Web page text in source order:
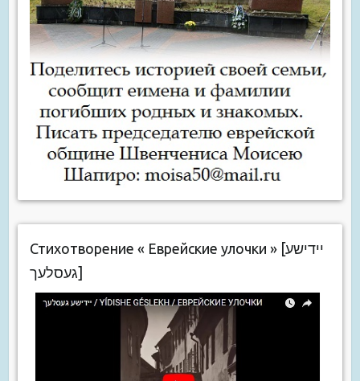
Стихотворение « Еврейские улочки » [יידישע
געסלעך]